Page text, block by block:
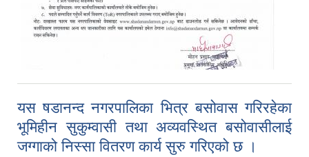
यस षडानन्द नगरपालिका भित्र बसोवास गरिरहेका
भूमिहीन सुकुम्वासी तथा अव्यवस्थित बसोवासीलाई
जग्गाको निस्सा वितरण कार्य सुरु गरिएको छ ।